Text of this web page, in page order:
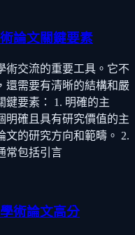
論文關鍵要素
術交流的重要工具。它不
還需要有清晰的結構和嚴
鍵要素： 1. 明確的主
明確且具有研究價值的主
文的研究方向和範疇。 2.
常包括引言
術論文高分